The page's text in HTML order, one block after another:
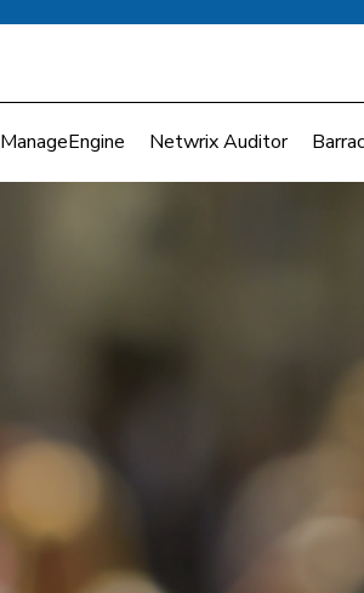
ManageEngine Netwrix Auditor